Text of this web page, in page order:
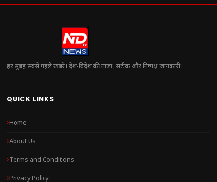
हर सुबह सबसे पहले खबरें। देश-विदेश की ताज़ा, सटीक और निष्पक्ष जानकारी।
QUICK LINKS
Home
About Us
Terms and Conditions
Privacy Policy